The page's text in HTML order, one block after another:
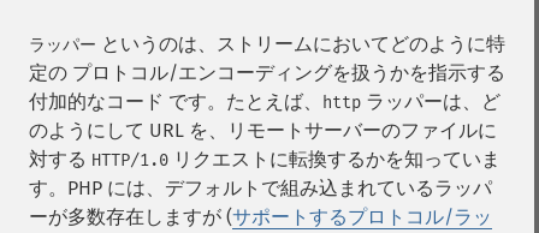
ラッパー というのは、ストリームにおいてどのように特
定の プロトコル/エンコーディングを扱うかを指示する
付加的なコード です。たとえば、
http ラッパーは、ど
のようにして URL を、リモートサーバーのファイルに
対する HTTP/1.0 リクエストに転換するかを知っていま
す。PHP には、デフォルトで組み込まれているラッパ
ーが多数存在しますが (サポートするプロトコル/ラッ